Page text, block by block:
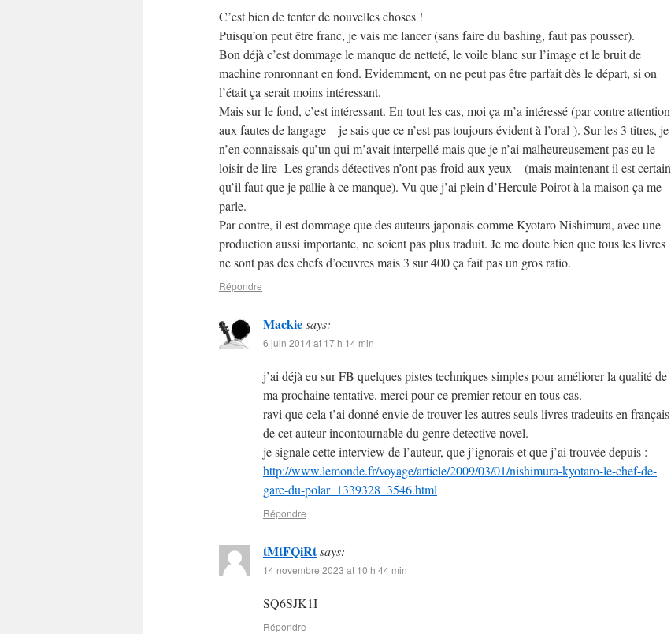
C’est bien de tenter de nouvelles choses !
Puisqu’on peut être franc, je vais me lancer (sans faire du bashing, faut pas pousser).
Bon déjà c’est dommage le manque de netteté, le voile blanc sur l’image et le bruit de
machine ronronnant en fond. Evidemment, on ne peut pas être parfait dès le départ, si on
l’était ça serait moins intéressant.
Mais sur le fond, c’est intéressant. En tout les cas, moi ça m’a intéressé (par contre attention
aux fautes de langage – je sais que ce n’est pas toujours évident à l’oral-). Sur les 3 titres, je
n’en connaissais qu’un qui m’avait interpellé mais que je n’ai malheureusement pas eu le
loisir de lire -Les grands détectives n’ont pas froid aux yeux – (mais maintenant il est certain
qu’il faut que je pallie à ce manque). Vu que j’ai plein d’Hercule Poirot à la maison ça me
parle.
Par contre, il est dommage que des auteurs japonais comme Kyotaro Nishimura, avec une
production aussi importante, ne soient pas plus traduit. Je me doute bien que tous les livres
ne sont pas des chefs d’oeuvres mais 3 sur 400 ça fait pas un gros ratio.
Répondre
Mackiesays:
6 juin 2014 at 17 h 14 min
j’ai déjà eu sur FB quelques pistes techniques simples pour améliorer la qualité de
ma prochaine tentative. merci pour ce premier retour en tous cas.
ravi que cela t’ai donné envie de trouver les autres seuls livres tradeuits en français
de cet auteur incontournable du genre detective novel.
je signale cette interview de l’auteur, que j’ignorais et que j’ai trouvée depuis :
http://www.lemonde.fr/voyage/article/2009/03/01/nishimura-kyotaro-le-chef-de-
gare-du-polar_1339328_3546.html
Répondre
tMtFQiRtsays:
14 novembre 2023 at 10 h 44 min
SQ6SJK1I
Répondre